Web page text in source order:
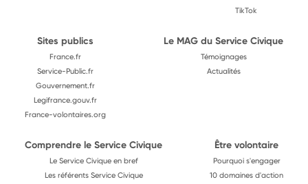
TikTok
Sites publics
France.fr
Service-Public.fr
Gouvernement.fr
Legifrance.gouv.fr
France-volontaires.org
Le MAG du Service Civique
Témoignages
Actualités
Comprendre le Service Civique
Le Service Civique en bref
Les référents Service Civique
Être volontaire
Pourquoi s'engager
10 domaines d'action